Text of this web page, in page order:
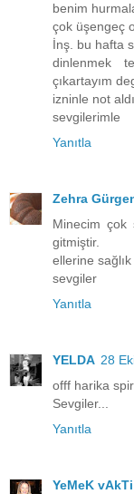
benim
çok üşengeç
İnş. bu hafta
dinlenmek
çıkartayım
izninle not
sevgilerimle
Yanıtla
Zehra
Minecim çok
gitmiştir.
ellerine sağlık
sevgiler
Yanıtla
YELDA 28
offf harika
Sevgiler...
Yanıtla
YeMeK vAkTi